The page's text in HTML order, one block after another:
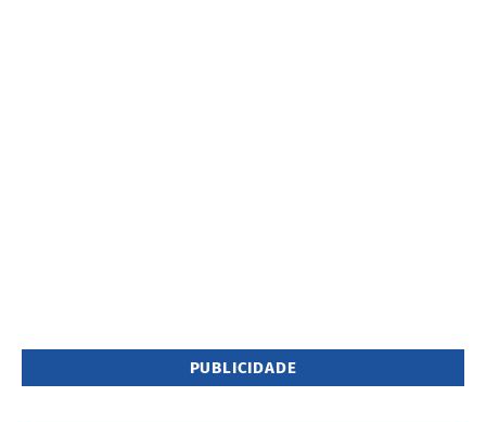
PUBLICIDADE